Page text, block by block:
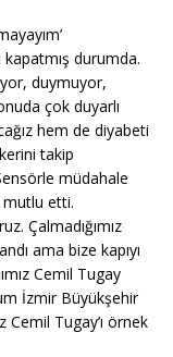
kapatmış durumda.
duymuyor,
çok duyarlı
hem de diyabeti
takip
müdahale
etti.
Çalmadığımız
ama bize kapıyı
Cemil Tugay
İzmir Büyükşehir
Cemil Tugay’ı örnek